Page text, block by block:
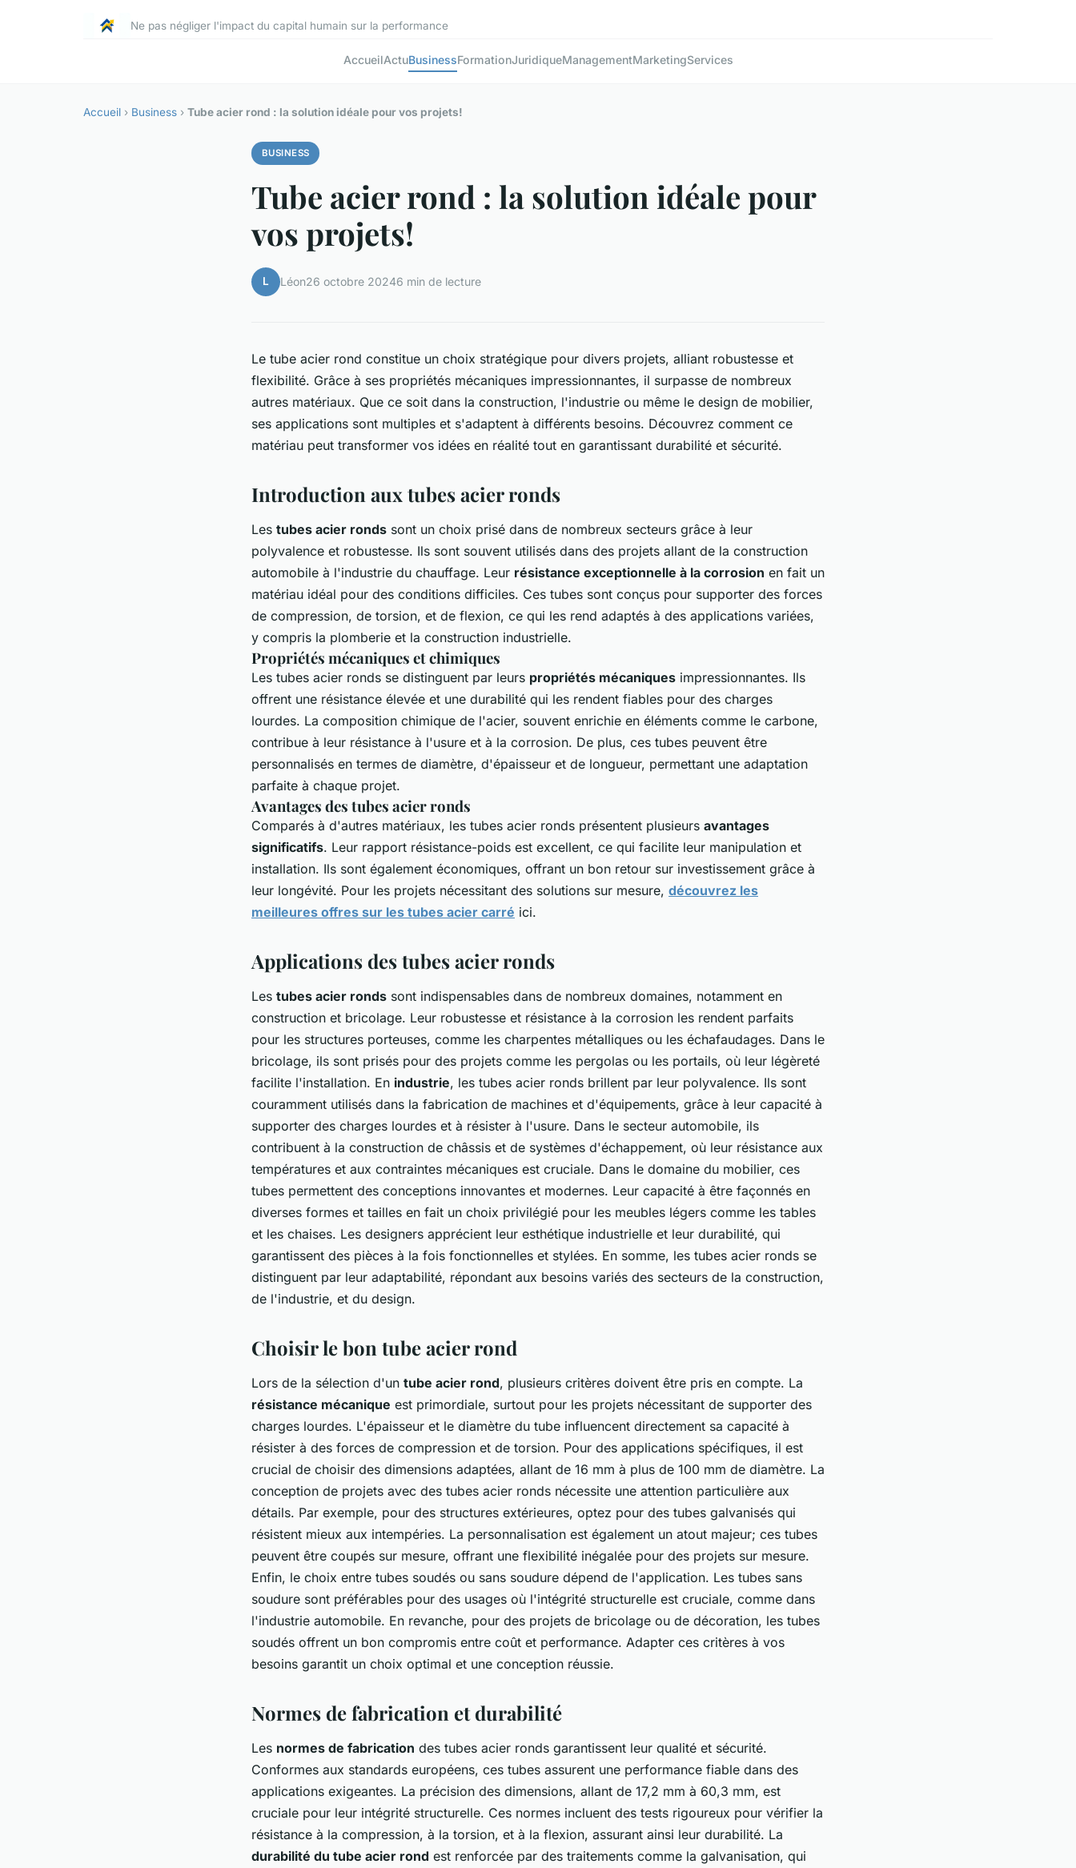
Ne pas négliger l'impact du capital humain sur la performance
AccueilActuBusinessFormationJuridiqueManagementMarketingServices
Accueil › Business › Tube acier rond : la solution idéale pour vos projets!
BUSINESS
Tube acier rond : la solution idéale pour
vos projets!
L Léon26 octobre 20246 min de lecture
Le tube acier rond constitue un choix stratégique pour divers projets, alliant robustesse et
flexibilité. Grâce à ses propriétés mécaniques impressionnantes, il surpasse de nombreux
autres matériaux. Que ce soit dans la construction, l'industrie ou même le design de mobilier,
ses applications sont multiples et s'adaptent à différents besoins. Découvrez comment ce
matériau peut transformer vos idées en réalité tout en garantissant durabilité et sécurité.
Introduction aux tubes acier ronds
Les tubes acier ronds sont un choix prisé dans de nombreux secteurs grâce à leur
polyvalence et robustesse. Ils sont souvent utilisés dans des projets allant de la construction
automobile à l'industrie du chauffage. Leur résistance exceptionnelle à la corrosion en fait un
matériau idéal pour des conditions difficiles. Ces tubes sont conçus pour supporter des forces
de compression, de torsion, et de flexion, ce qui les rend adaptés à des applications variées,
y compris la plomberie et la construction industrielle.
Propriétés mécaniques et chimiques
Les tubes acier ronds se distinguent par leurs propriétés mécaniques impressionnantes. Ils
offrent une résistance élevée et une durabilité qui les rendent fiables pour des charges
lourdes. La composition chimique de l'acier, souvent enrichie en éléments comme le carbone,
contribue à leur résistance à l'usure et à la corrosion. De plus, ces tubes peuvent être
personnalisés en termes de diamètre, d'épaisseur et de longueur, permettant une adaptation
parfaite à chaque projet.
Avantages des tubes acier ronds
Comparés à d'autres matériaux, les tubes acier ronds présentent plusieurs avantages
significatifs. Leur rapport résistance-poids est excellent, ce qui facilite leur manipulation et
installation. Ils sont également économiques, offrant un bon retour sur investissement grâce à
leur longévité. Pour les projets nécessitant des solutions sur mesure, découvrez les
meilleures offres sur les tubes acier carré ici.
Applications des tubes acier ronds
Les tubes acier ronds sont indispensables dans de nombreux domaines, notamment en
construction et bricolage. Leur robustesse et résistance à la corrosion les rendent parfaits
pour les structures porteuses, comme les charpentes métalliques ou les échafaudages. Dans le
bricolage, ils sont prisés pour des projets comme les pergolas ou les portails, où leur légèreté
facilite l'installation. En industrie, les tubes acier ronds brillent par leur polyvalence. Ils sont
couramment utilisés dans la fabrication de machines et d'équipements, grâce à leur capacité à
supporter des charges lourdes et à résister à l'usure. Dans le secteur automobile, ils
contribuent à la construction de châssis et de systèmes d'échappement, où leur résistance aux
températures et aux contraintes mécaniques est cruciale. Dans le domaine du mobilier, ces
tubes permettent des conceptions innovantes et modernes. Leur capacité à être façonnés en
diverses formes et tailles en fait un choix privilégié pour les meubles légers comme les tables
et les chaises. Les designers apprécient leur esthétique industrielle et leur durabilité, qui
garantissent des pièces à la fois fonctionnelles et stylées. En somme, les tubes acier ronds se
distinguent par leur adaptabilité, répondant aux besoins variés des secteurs de la construction,
de l'industrie, et du design.
Choisir le bon tube acier rond
Lors de la sélection d'un tube acier rond, plusieurs critères doivent être pris en compte. La
résistance mécanique est primordiale, surtout pour les projets nécessitant de supporter des
charges lourdes. L'épaisseur et le diamètre du tube influencent directement sa capacité à
résister à des forces de compression et de torsion. Pour des applications spécifiques, il est
crucial de choisir des dimensions adaptées, allant de 16 mm à plus de 100 mm de diamètre. La
conception de projets avec des tubes acier ronds nécessite une attention particulière aux
détails. Par exemple, pour des structures extérieures, optez pour des tubes galvanisés qui
résistent mieux aux intempéries. La personnalisation est également un atout majeur; ces tubes
peuvent être coupés sur mesure, offrant une flexibilité inégalée pour des projets sur mesure.
Enfin, le choix entre tubes soudés ou sans soudure dépend de l'application. Les tubes sans
soudure sont préférables pour des usages où l'intégrité structurelle est cruciale, comme dans
l'industrie automobile. En revanche, pour des projets de bricolage ou de décoration, les tubes
soudés offrent un bon compromis entre coût et performance. Adapter ces critères à vos
besoins garantit un choix optimal et une conception réussie.
Normes de fabrication et durabilité
Les normes de fabrication des tubes acier ronds garantissent leur qualité et sécurité.
Conformes aux standards européens, ces tubes assurent une performance fiable dans des
applications exigeantes. La précision des dimensions, allant de 17,2 mm à 60,3 mm, est
cruciale pour leur intégrité structurelle. Ces normes incluent des tests rigoureux pour vérifier la
résistance à la compression, à la torsion, et à la flexion, assurant ainsi leur durabilité. La
durabilité du tube acier rond est renforcée par des traitements comme la galvanisation, qui